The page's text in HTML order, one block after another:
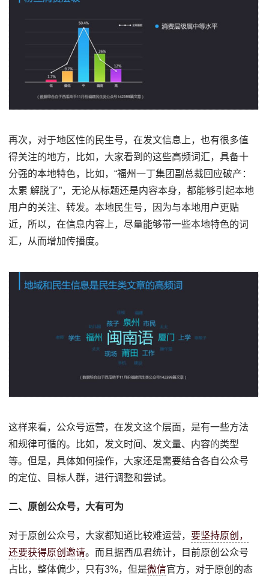
再次，对于地区性的民生号，在发文信息上，也有很多值
得关注的地方，比如，大家看到的这些高频词汇，具备十
分强的本地特色，比如，“福州一丁集团副总裁回应破产：
太累 解脱了”，无论从标题还是内容本身，都能够引起本地
用户的关注、转发。本地民生号，因为与本地用户更贴
近，所以，在信息内容上，尽量能够带一些本地特色的词
汇，从而增加传播度。
这样来看，公众号运营，在发文这个层面，是有一些方法
和规律可循的。比如，发文时间、发文量、内容的类型
等。但是，具体如何操作，大家还是需要结合各自公众号
的定位、目标人群，进行调整和尝试。
二、原创公众号，大有可为
对于原创公众号，大家都知道比较难运营，要坚持原创，
还要获得原创邀请。而且据西瓜君统计，目前原创公众号
占比，整体偏少，只有3%，但是微信官方，对于原创的态